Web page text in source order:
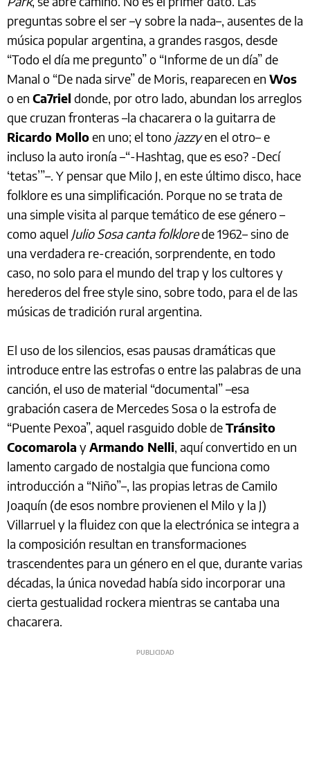
preguntas sobre el ser –y sobre la nada–, ausentes de la
música popular argentina, a grandes rasgos, desde
“Todo el día me pregunto” o “Informe de un día” de
Manal o “De nada sirve” de Moris, reaparecen en Wos
o en Ca7riel donde, por otro lado, abundan los arreglos
que cruzan fronteras –la chacarera o la guitarra de
Ricardo Molloen uno; el tono jazzyen el otro– e
incluso la auto ironía –“-Hashtag, que es eso? -Decí
‘tetas’”–. Y pensar que Milo J, en este último disco, hace
folklore es una simplificación. Porque no se trata de
una simple visita al parque temático de ese género –
como aquel Julio Sosa canta folklorede 1962– sino de
una verdadera re-creación, sorprendente, en todo
caso, no solo para el mundo del trap y los cultores y
herederos del free style sino, sobre todo, para el de las
músicas de tradición rural argentina.
El uso de los silencios, esas pausas dramáticas que
introduce entre las estrofas o entre las palabras de una
canción, el uso de material “documental” –esa
grabación casera de Mercedes Sosa o la estrofa de
“Puente Pexoa”, aquel rasguido doble deTránsito
Cocomarola yArmando Nelli, aquí convertido en un
lamento cargado de nostalgia que funciona como
introducción a “Niño”–, las propias letras de Camilo
Joaquín (de esos nombre provienen el Milo y la J)
Villarruel y la fluidez con que la electrónica se integra a
la composición resultan en transformaciones
trascendentes para un género en el que, durante varias
décadas, la única novedad había sido incorporar una
cierta gestualidad rockera mientras se cantaba una
chacarera.